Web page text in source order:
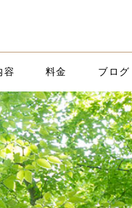
容 料金 ブログ